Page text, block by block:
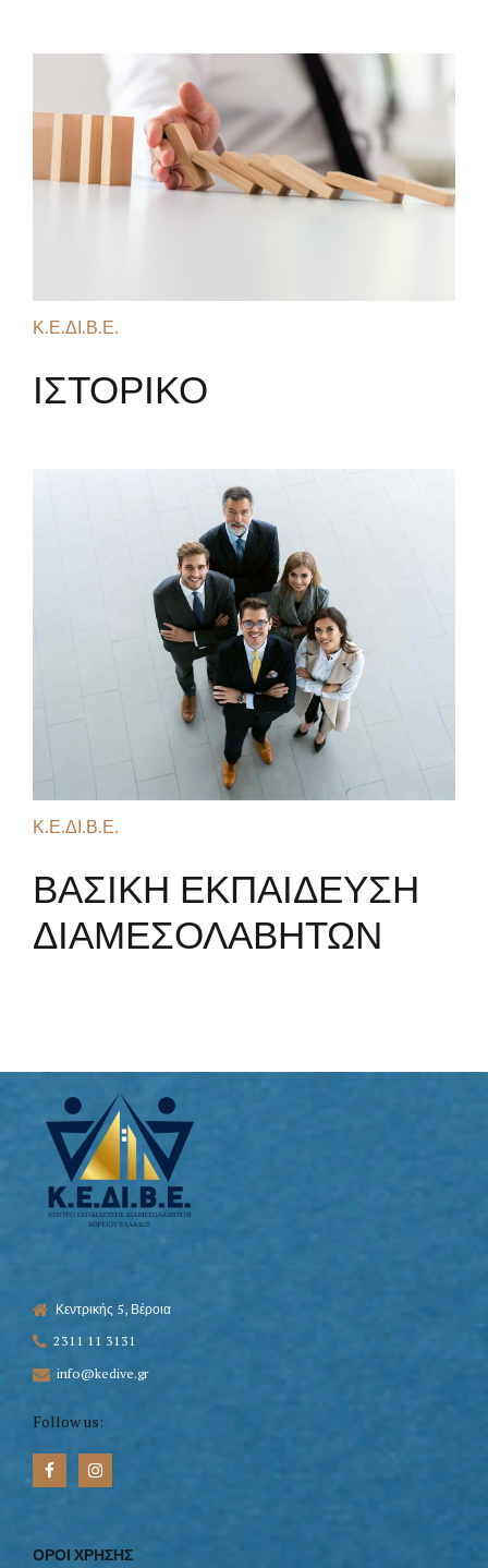
Κ.Ε.ΔΙ.Β.Ε.
ΙΣΤΟΡΙΚΟ
Κ.Ε.ΔΙ.Β.Ε.
ΒΑΣΙΚΗ ΕΚΠΑΙΔΕΥΣΗ
ΔΙΑΜΕΣΟΛΑΒΗΤΩΝ
Κεντρικής 5, Βέροια
2311 11 3131
info@kedive.gr
Follow us:
ΟΡΟΙ ΧΡΗΣΗΣ